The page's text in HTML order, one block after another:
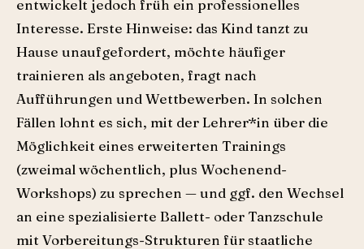
entwickelt jedoch früh ein professionelles
Interesse. Erste Hinweise: das Kind tanzt zu
Hause unaufgefordert, möchte häufiger
trainieren als angeboten, fragt nach
Aufführungen und Wettbewerben. In solchen
Fällen lohnt es sich, mit der Lehrer*in über die
Möglichkeit eines erweiterten Trainings
(zweimal wöchentlich, plus Wochenend-
Workshops) zu sprechen — und ggf. den Wechsel
an eine spezialisierte Ballett- oder Tanzschule
mit Vorbereitungs-Strukturen für staatliche